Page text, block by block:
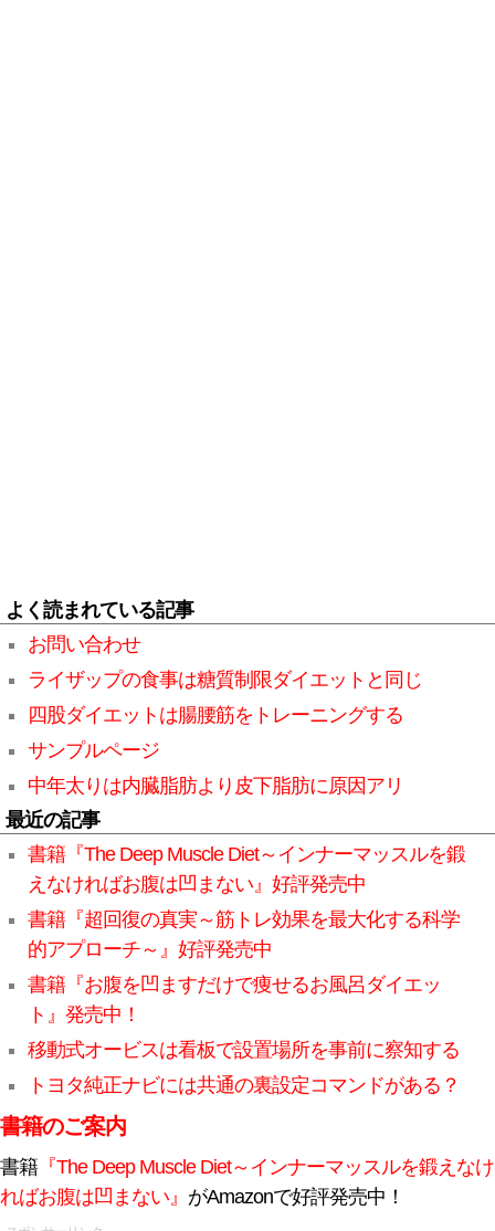
よく読まれている記事
お問い合わせ
ライザップの食事は糖質制限ダイエットと同じ
四股ダイエットは腸腰筋をトレーニングする
サンプルページ
中年太りは内臓脂肪より皮下脂肪に原因アリ
最近の記事
書籍『The Deep Muscle Diet～インナーマッスルを鍛
えなければお腹は凹まない』好評発売中
書籍『超回復の真実～筋トレ効果を最大化する科学
的アプローチ～』好評発売中
書籍『お腹を凹ますだけで痩せるお風呂ダイエッ
ト』発売中！
移動式オービスは看板で設置場所を事前に察知する
トヨタ純正ナビには共通の裏設定コマンドがある？
書籍のご案内
書籍『The Deep Muscle Diet～インナーマッスルを鍛えなけ
ればお腹は凹まない』 がAmazonで好評発売中！